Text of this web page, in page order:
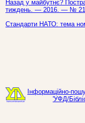
Назад у майбутнє?
тиждень. — 2016. — №
Стандарти НАТО: тема
Інформаційно-
'УФД/